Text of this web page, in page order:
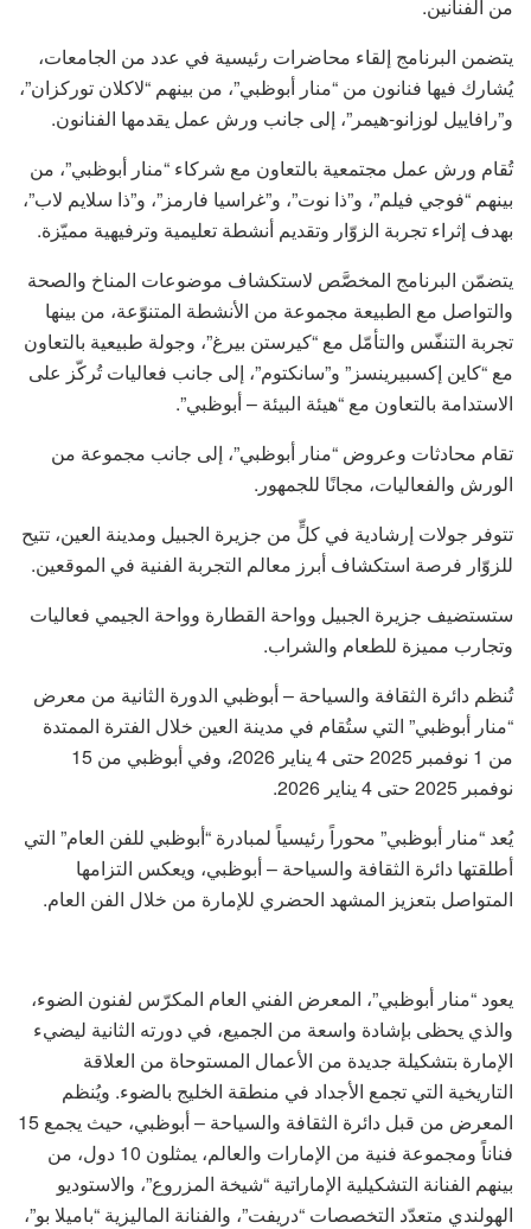
من الفنانين.
يتضمن البرنامج إلقاء محاضرات رئيسية في عدد من الجامعات،
يُشارك فيها فنانون من “منار أبوظبي”، من بينهم “لاكلان توركزان”،
و”رافاييل لوزانو-هيمر”، إلى جانب ورش عمل يقدمها الفنانون.
تُقام ورش عمل مجتمعية بالتعاون مع شركاء “منار أبوظبي”، من
بينهم “فوجي فيلم”، و”ذا نوت”، و”غراسيا فارمز”، و”ذا سلايم لاب”،
بهدف إثراء تجربة الزوّار وتقديم أنشطة تعليمية وترفيهية مميّزة.
يتضمّن البرنامج المخصَّص لاستكشاف موضوعات المناخ والصحة
والتواصل مع الطبيعة مجموعة من الأنشطة المتنوّعة، من بينها
تجربة التنفّس والتأمّل مع “كيرستن بيرغ”، وجولة طبيعية بالتعاون
مع “كاين إكسبيرينسز” و”سانكتوم”، إلى جانب فعاليات تُركّز على
الاستدامة بالتعاون مع “هيئة البيئة – أبوظبي”.
تقام محادثات وعروض “منار أبوظبي”، إلى جانب مجموعة من
الورش والفعاليات، مجانًا للجمهور.
تتوفر جولات إرشادية في كلٍّ من جزيرة الجبيل ومدينة العين، تتيح
للزوّار فرصة استكشاف أبرز معالم التجربة الفنية في الموقعين.
ستستضيف جزيرة الجبيل وواحة القطارة وواحة الجيمي فعاليات
وتجارب مميزة للطعام والشراب.
تُنظم دائرة الثقافة والسياحة – أبوظبي الدورة الثانية من معرض
“منار أبوظبي” التي ستُقام في مدينة العين خلال الفترة الممتدة
من 1 نوفمبر 2025 حتى 4 يناير 2026، وفي أبوظبي من 15
نوفمبر 2025 حتى 4 يناير 2026.
يُعد “منار أبوظبي” محوراً رئيسياً لمبادرة “أبوظبي للفن العام” التي
أطلقتها دائرة الثقافة والسياحة – أبوظبي، ويعكس التزامها
المتواصل بتعزيز المشهد الحضري للإمارة من خلال الفن العام.
يعود “منار أبوظبي”، المعرض الفني العام المكرّس لفنون الضوء،
والذي يحظى بإشادة واسعة من الجميع، في دورته الثانية ليضيء
الإمارة بتشكيلة جديدة من الأعمال المستوحاة من العلاقة
التاريخية التي تجمع الأجداد في منطقة الخليج بالضوء. ويُنظم
المعرض من قبل دائرة الثقافة والسياحة – أبوظبي، حيث يجمع 15
فناناً ومجموعة فنية من الإمارات والعالم، يمثلون 10 دول، من
بينهم الفنانة التشكيلية الإماراتية “شيخة المزروع”، والاستوديو
الهولندي متعدّد التخصصات “دريفت”، والفنانة الماليزية “باميلا بو”،